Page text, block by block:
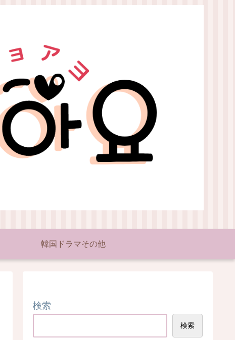
韓国ドラマその他
検索
検索